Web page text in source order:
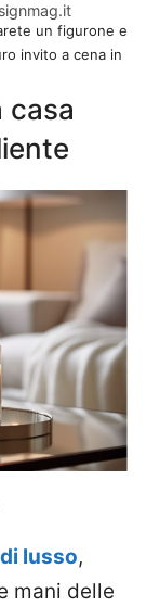
un figurone e
invito a cena in
casa
lusso,
mani delle